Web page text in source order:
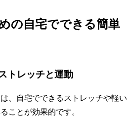
の自宅でできる簡単
トレッチと運動
、自宅でできるストレッチや軽い
ことが効果的です。